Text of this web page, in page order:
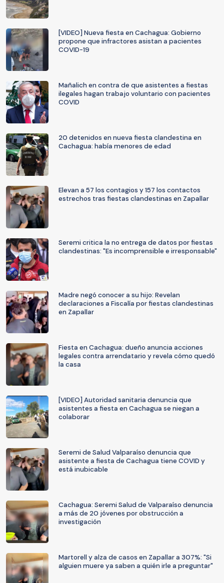
[VIDEO] Nueva fiesta en Cachagua: Gobierno
propone que infractores asistan a pacientes
COVID-19
Mañalich en contra de que asistentes a fiestas
ilegales hagan trabajo voluntario con pacientes
COVID
20 detenidos en nueva fiesta clandestina en
Cachagua: había menores de edad
Elevan a 57 los contagios y 157 los contactos
estrechos tras fiestas clandestinas en Zapallar
Seremi critica la no entrega de datos por fiestas
clandestinas: "Es incomprensible e irresponsable"
Madre negó conocer a su hijo: Revelan
declaraciones a Fiscalía por fiestas clandestinas
en Zapallar
Fiesta en Cachagua: dueño anuncia acciones
legales contra arrendatario y revela cómo quedó
la casa
[VIDEO] Autoridad sanitaria denuncia que
asistentes a fiesta en Cachagua se niegan a
colaborar
Seremi de Salud Valparaíso denuncia que
asistente a fiesta de Cachagua tiene COVID y
está inubicable
Cachagua: Seremi Salud de Valparaíso denuncia
a más de 20 jóvenes por obstrucción a
investigación
Martorell y alza de casos en Zapallar a 307%: "Si
alguien muere ya saben a quién irle a preguntar"